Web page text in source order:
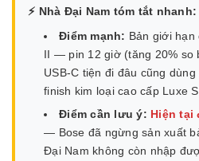
⚡ Nhà Đại Nam tóm tắt nhanh:
Điểm mạnh: Bản giới hạn
II — pin 12 giờ (tăng 20% so
USB-C tiện đi đâu cũng
finish kim loại cao cấp Luxe
Điểm cần lưu ý: Hiện tại
— Bose đã ngừng sản xuất
Đại Nam không còn nhập